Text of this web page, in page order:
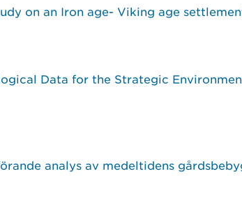
on an Iron age- Viking age
Data for the Strategic
analys av medeltidens